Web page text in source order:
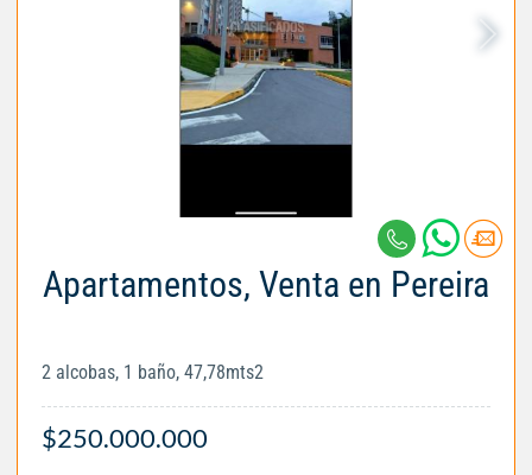
Apartamentos, Venta en Pereira
2 alcobas, 1 baño, 47,78mts2
$250.000.000